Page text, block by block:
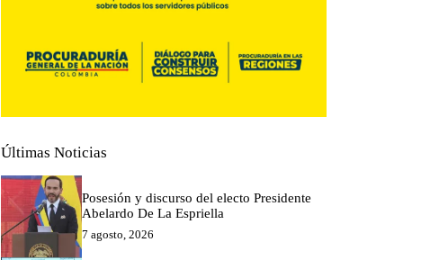
Últimas Noticias
Posesión y discurso del electo Presidente
Abelardo De La Espriella
7 agosto, 2026